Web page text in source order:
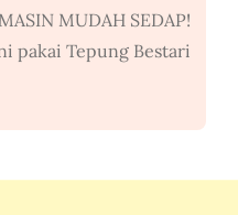
MUDAH SEDAP!
pakai Tepung Bestari